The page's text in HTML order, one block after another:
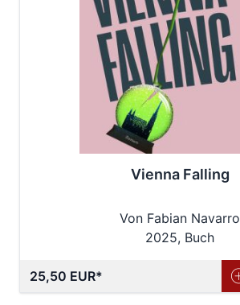
Vienna Falling
Von Fabian Navarro
2025, Buch
25,50 EUR